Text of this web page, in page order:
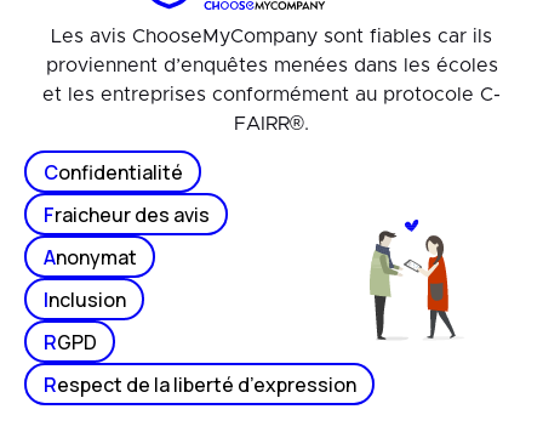
Les avis ChooseMyCompany sont fiables car ils
proviennent d’enquêtes menées dans les écoles
et les entreprises conformément au protocole C-
FAIRR®.
Confidentialité
Fraicheur des avis
Anonymat
Inclusion
RGPD
Respect de la liberté d’expression